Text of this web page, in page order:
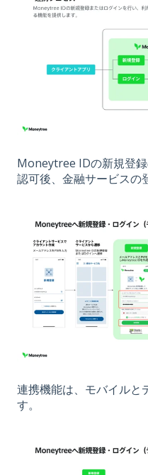
Moneytree IDの新規登
認可後、金融サービスの
連携機能は、モバイルと
す。